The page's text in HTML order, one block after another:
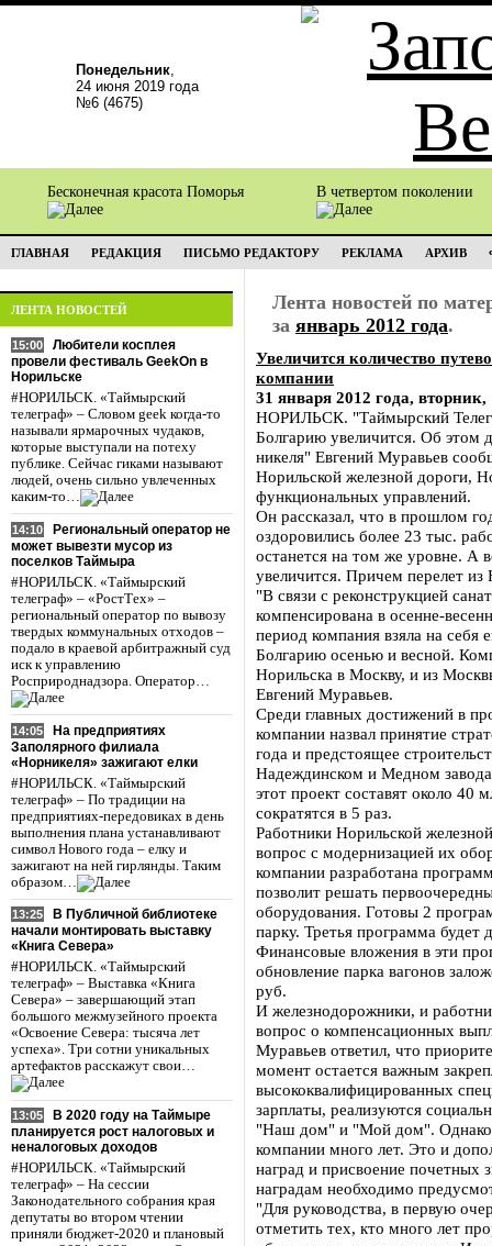
Понедельник,
24 июня 2019 года
№6 (4675)
Бесконечная красота Поморья В четвертом поколении
ГЛАВНАЯ РЕДАКЦИЯ ПИСЬМО РЕДАКТОРУ РЕКЛАМА АРХИВ
ЛЕНТА НОВОСТЕЙ
15:00
Любители косплея
провели фестиваль GeekOn в
Норильске
#НОРИЛЬСК. «Таймырский
телеграф» – Словом geek когда-то
называли ярмарочных чудаков,
которые выступали на потеху
публике. Сейчас гиками называют
людей, очень сильно увлеченных
каким-то…
14:10
Региональный оператор не
может вывезти мусор из
поселков Таймыра
#НОРИЛЬСК. «Таймырский
телеграф» – «РостТех» –
региональный оператор по вывозу
твердых коммунальных отходов –
подало в краевой арбитражный суд
иск к управлению
Росприроднадзора. Оператор…
14:05
На предприятиях
Заполярного филиала
«Норникеля» зажигают елки
#НОРИЛЬСК. «Таймырский
телеграф» – По традиции на
предприятиях-передовиках в день
выполнения плана устанавливают
символ Нового года – елку и
зажигают на ней гирлянды. Таким
образом…
13:25
В Публичной библиотеке
начали монтировать выставку
«Книга Севера»
#НОРИЛЬСК. «Таймырский
телеграф» – Выставка «Книга
Севера» – завершающий этап
большого межмузейного проекта
«Освоение Севера: тысяча лет
успеха». Три сотни уникальных
артефактов расскажут свои…
13:05
В 2020 году на Таймыре
планируется рост налоговых и
неналоговых доходов
#НОРИЛЬСК. «Таймырский
телеграф» – На сессии
Законодательного собрания края
депутаты во втором чтении
приняли бюджет-2020 и плановый
Лента новостей по
за январь 2012 года.
Увеличится количество
компании
31 января 2012 года, вторник,
НОРИЛЬСК. "Таймырский
Болгарию увеличится. Об этом
никеля" Евгений Муравьев
Норильской железной дороги,
функциональных управлений.
Он рассказал, что в прошлом
оздоровились более 23 тыс.
останется на том же уровне. А
увеличится. Причем перелет
"В связи с реконструкцией
компенсирована в осенне-
период компания взяла на себя
Болгарию осенью и весной.
Норильска в Москву, и из
Евгений Муравьев.
Среди главных достижений в
компании назвал принятие
года и предстоящее
Надеждинском и Медном
этот проект составят около
сократятся в 5 раз.
Работники Норильской
вопрос с модернизацией их
компании разработана
позволит решать
оборудования. Готовы 2
парку. Третья программа
Финансовые вложения в эти
обновление парка вагонов
руб.
И железнодорожники, и
вопрос о компенсационных
Муравьев ответил, что
момент остается важным
высококвалифицированных
зарплаты, реализуются
"Наш дом" и "Мой дом". Однако
компании много лет. Это и
наград и присвоение почетных
наградам необходимо
"Для руководства, в первую
отметить тех, кто много лет